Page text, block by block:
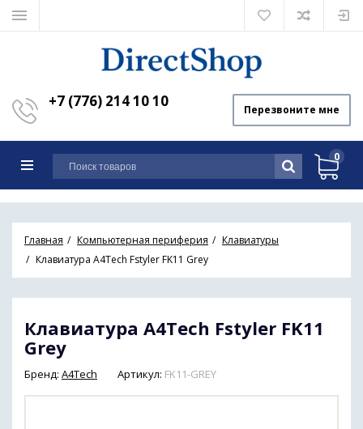
+7 (776) 214 10 10 Перезвоните мне
0
Главная Компьютерная периферия
Клавиатуры
Клавиатура A4Tech Fstyler FK11 Grey
Клавиатура A4Tech Fstyler FK11
Grey
Бренд: A4Tech Артикул: FK11-GREY